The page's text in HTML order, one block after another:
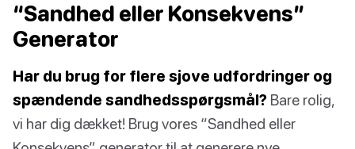
“Sandhed eller Konsekvens”
Generator
Har du brug for flere sjove udfordringer og
spændende sandhedsspørgsmål? Bare rolig,
vi har dig dækket! Brug vores “Sandhed eller